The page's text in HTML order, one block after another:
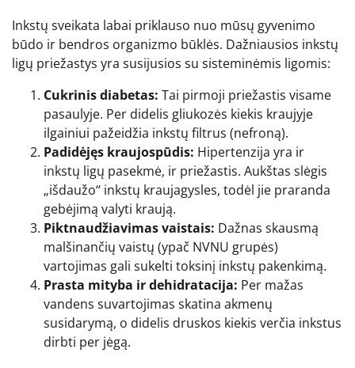
Inkstų sveikata labai priklauso nuo mūsų gyvenimo
būdo ir bendros organizmo būklės. Dažniausios inkstų
ligų priežastys yra susijusios su sisteminėmis ligomis:
Cukrinis diabetas: Tai pirmoji priežastis visame
pasaulyje. Per didelis gliukozės kiekis kraujyje
ilgainiui pažeidžia inkstų filtrus (nefroną).
Padidėjęs kraujospūdis: Hipertenzija yra ir
inkstų ligų pasekmė, ir priežastis. Aukštas slėgis
„išdaužo“ inkstų kraujagysles, todėl jie praranda
gebėjimą valyti kraują.
Piktnaudžiavimas vaistais: Dažnas skausmą
malšinančių vaistų (ypač NVNU grupės)
vartojimas gali sukelti toksinį inkstų pakenkimą.
Prasta mityba ir dehidratacija: Per mažas
vandens suvartojimas skatina akmenų
susidarymą, o didelis druskos kiekis verčia inkstus
dirbti per jėgą.